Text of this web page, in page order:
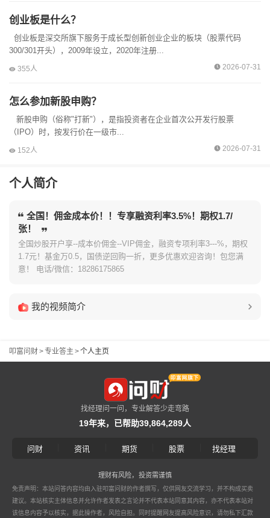
创业板是什么？
创业板是深交所旗下服务于成长型创新创业企业的板块（股票代码
300/301开头），2009年设立，2020年注册...
355人 2026-07-31
怎么参加新股申购？
新股申购（俗称"打新"），是指投资者在企业首次公开发行股票
（IPO）时，按发行价在一级市...
152人 2026-07-31
个人简介
全国！佣金成本价！！专享融资利率3.5%！期权1.7/
张！
全国炒股开户享--成本价佣金--VIP佣金，融资专项利率3---%，期权
1.7元！基金万0.5，国债逆回购一折，更多优惠欢迎咨询！包您满
意！ 电话/微信：18286175865
我的视频简介
叩富问财>专业答主 >个人主页
找经理问一问，专业解答少走弯路
19年来，已帮助39,864,289人
问财 资讯 期货 股票 找经理
理财有风险，投资需谨慎
免责声明：本站问答内容均由入驻叩富问财的作者撰写，仅供网友交流学习，并不构成买卖
建议。本站核实主体信息并允许作者发表之言论并不代表本站同意其内容，亦不代表本站对
该信息内容予以核实，据此操作者，风险自担。同时提醒网友提高风险意识，请勿私下汇款